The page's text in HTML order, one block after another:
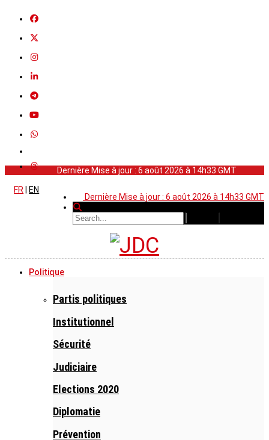
Dernière Mise à jour : 6 août 2026 à 14h33 GMT
Dernière Mise à jour : 6 août 2026 à 14h33 GMT
FR
EN
Politique
Partis politiques
Institutionnel
Sécurité
Judiciaire
Elections 2020
Diplomatie
Prévention